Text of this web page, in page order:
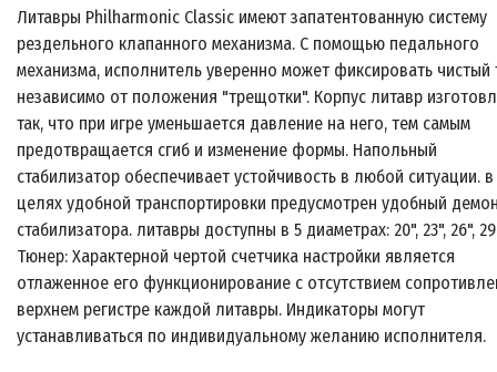
Литавры Philharmonic Classic имеют запатентованную систему
рездельного клапанного механизма. С помощью педального
механизма, исполнитель уверенно может фиксировать чистый
независимо от положения "трещотки". Корпус литавр
так, что при игре уменьшается давление на него, тем самым
предотвращается сгиб и изменение формы. Напольный
стабилизатор обеспечивает устойчивость в любой ситуации. в
целях удобной транспортировки предусмотрен удобный
стабилизатора. литавры доступны в 5 диаметрах: 20", 23", 26",
Тюнер: Характерной чертой счетчика настройки является
отлаженное его функционирование с отсутствием
верхнем регистре каждой литавры. Индикаторы могут
устанавливаться по индивидуальному желанию исполнителя.